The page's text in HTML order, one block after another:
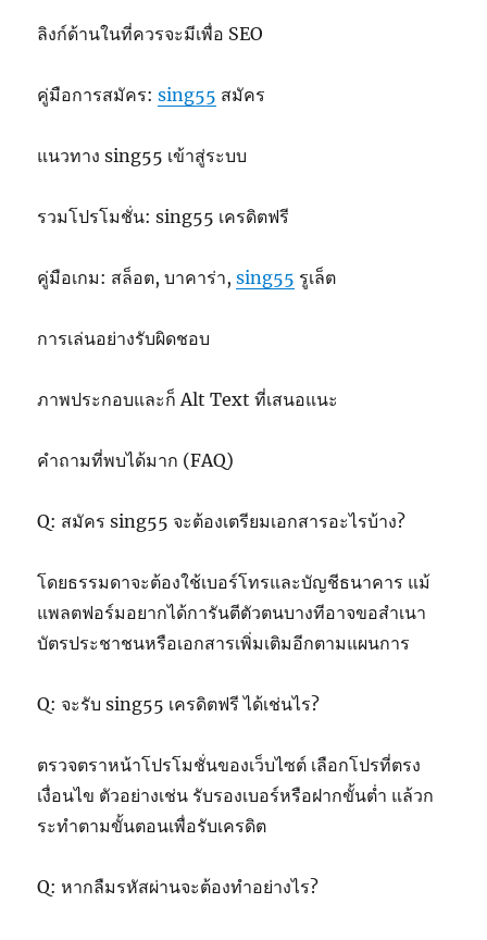
ลิงก์ด้านในที่ควรจะมีเพื่อ SEO
คู่มือการสมัคร:sing55 สมัคร
แนวทาง sing55 เข้าสู่ระบบ
รวมโปรโมชั่น: sing55 เครดิตฟรี
คู่มือเกม: สล็อต, บาคาร่า,sing55 รูเล็ต
การเล่นอย่างรับผิดชอบ
ภาพประกอบและก็ Alt Text ที่เสนอแนะ
คำถามที่พบได้มาก (FAQ)
Q: สมัคร sing55 จะต้องเตรียมเอกสารอะไรบ้าง?
โดยธรรมดาจะต้องใช้เบอร์โทรและบัญชีธนาคาร แม้
แพลตฟอร์มอยากได้การันตีตัวตนบางทีอาจขอสำเนา
บัตรประชาชนหรือเอกสารเพิ่มเติมอีกตามแผนการ
Q: จะรับ sing55 เครดิตฟรี ได้เช่นไร?
ตรวจตราหน้าโปรโมชั่นของเว็บไซต์ เลือกโปรที่ตรง
เงื่อนไข ตัวอย่างเช่น รับรองเบอร์หรือฝากขั้นต่ำ แล้วก
ระทำตามขั้นตอนเพื่อรับเครดิต
Q: หากลืมรหัสผ่านจะต้องทำอย่างไร?